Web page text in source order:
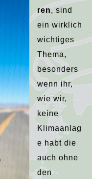
ren, sind
ein wirklich
wichtiges
Thema,
besonders
wenn ihr,
wie wir,
keine
Klimaanlag
e habt die
auch ohne
den